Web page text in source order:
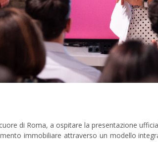
di Roma, a ospitare la presentazione
immobiliare attraverso un modello